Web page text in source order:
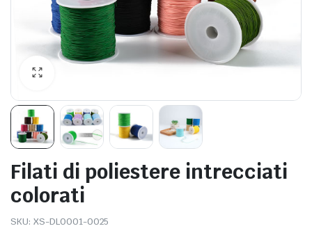
Filati di poliestere intrecciati
colorati
SKU: XS-DL0001-0025